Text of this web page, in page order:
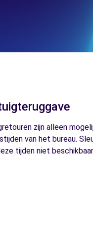
zijn alleen
van het bureau.
tijden niet